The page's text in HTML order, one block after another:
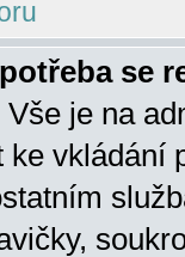
se
je na
ke vkládání